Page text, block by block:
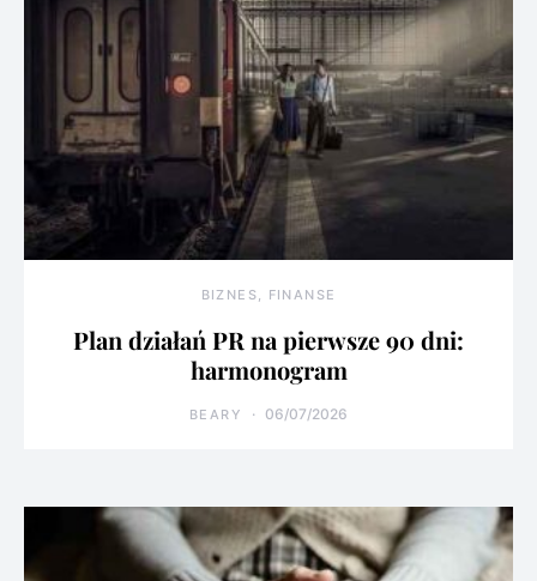
BIZNES, FINANSE
Plan działań PR na pierwsze 90 dni:
harmonogram
BEARY 06/07/2026